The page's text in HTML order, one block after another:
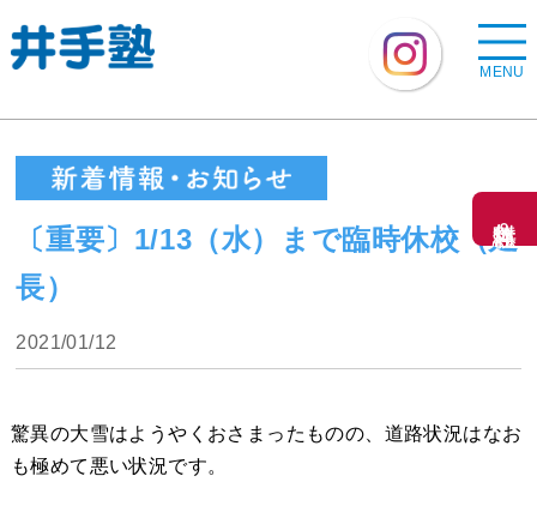
MENU
〔重要〕1/13（水）まで臨時休校（延
長）
2021/01/12
驚異の大雪はようやくおさまったものの、道路状況はなお
も極めて悪い状況です。
無料体験＆資料請求